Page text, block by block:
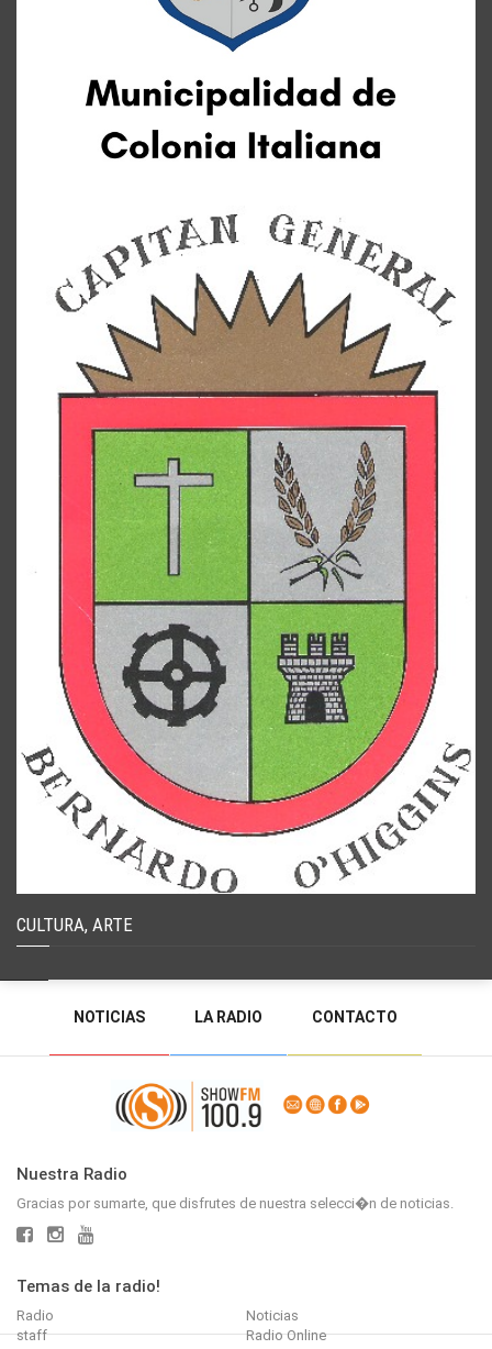
CULTURA, ARTE
NOTICIAS LA RADIO CONTACTO
PROGRAMACIÓN RADIO EN VIVO
DEJAR MENSAJE
Nuestra Radio
Gracias por sumarte, que disfrutes de nuestra selecci�n de noticias.
Temas de la radio!
Radio
Noticias
staff
Radio Online